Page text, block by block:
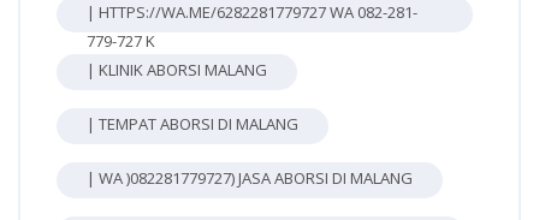
| HTTPS://WA.ME/6282281779727 WA 082-281-
779-727 K
| KLINIK ABORSI MALANG
| TEMPAT ABORSI DI MALANG
| WA )082281779727) JASA ABORSI DI MALANG